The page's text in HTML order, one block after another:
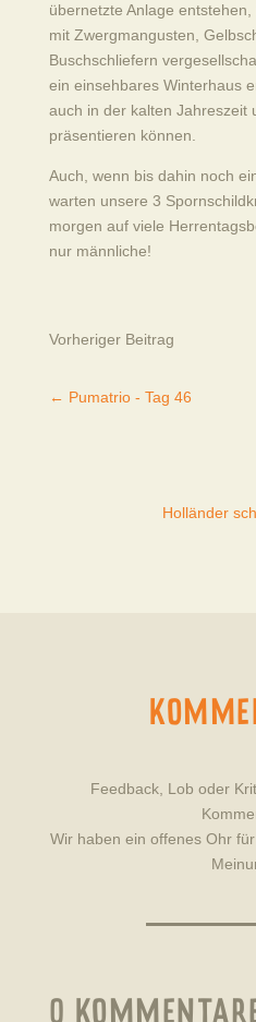
übernetzte Anlage
mit Zwergmangusten,
Buschschliefern
ein einsehbares Winterhaus
auch in der kalten Jahreszeit
präsentieren können.
Auch, wenn bis dahin noch
warten unsere 3
morgen auf viele
nur männliche!
Vorheriger Beitrag
← Pumatrio - Tag 46
Holländer
Feedback, Lob oder
Wir haben ein offenes Ohr